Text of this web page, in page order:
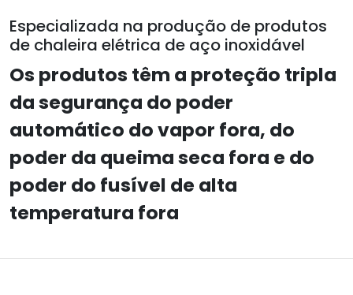
Especializada na produção de produtos
de chaleira elétrica de aço inoxidável
Os produtos têm a proteção tripla
da segurança do poder
automático do vapor fora, do
poder da queima seca fora e do
poder do fusível de alta
temperatura fora